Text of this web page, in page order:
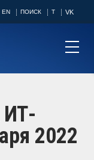
EN ПОИСК T VK
ИТ-
2022